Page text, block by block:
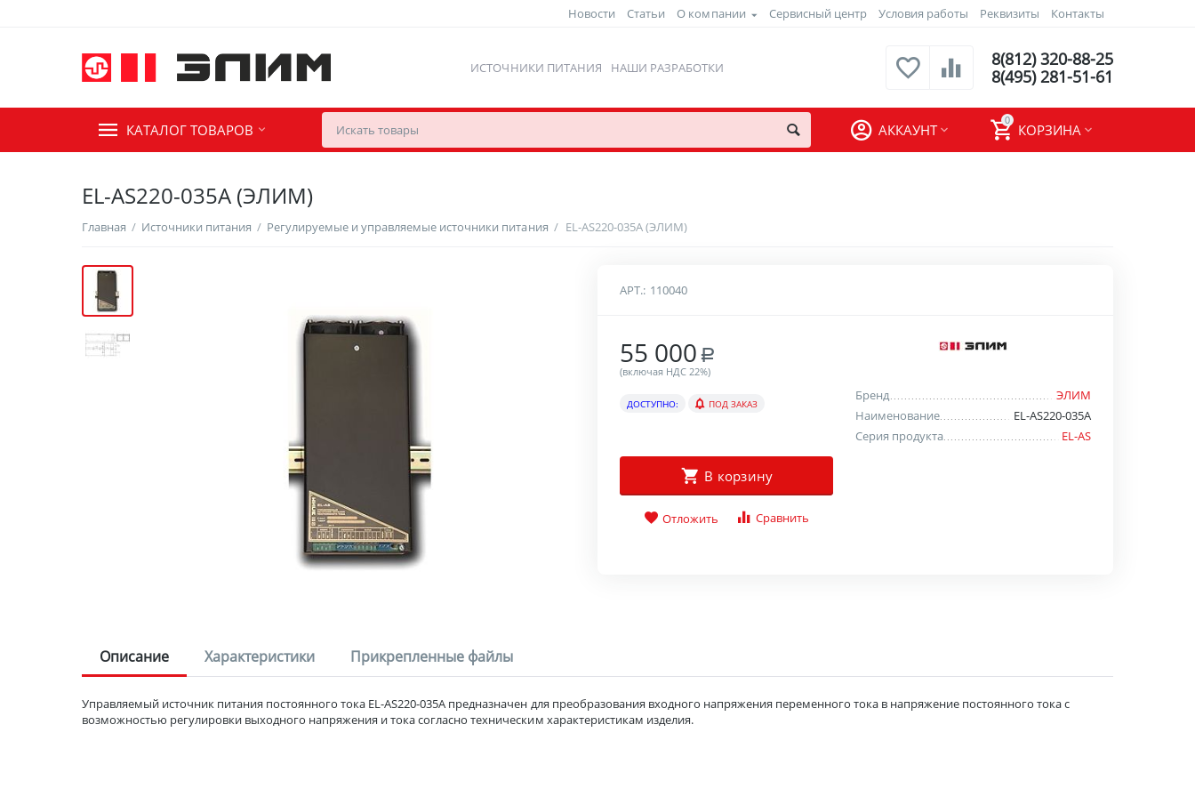
Новости Статьи О компании Сервисный центр Условия работы Реквизиты Контакты
ИСТОЧНИКИ ПИТАНИЯ НАШИ РАЗРАБОТКИ
8(812) 320-88-25
8(495) 281-51-61
КАТАЛОГ ТОВАРОВ
0
КОРЗИНА
АККАУНТ
EL-AS220-035A (ЭЛИМ)
Главная / Источники питания / Регулируемые и управляемые источники питания / EL-AS220-035A (ЭЛИМ)
АРТ.: 110040
55 000 Р
(включая НДС 22%)
ДОСТУПНО: ПОД ЗАКАЗ
В корзину
Отложить Сравнить
Бренд
ЭЛИМ
Наименование
EL-AS220-035A
Серия продукта
EL-AS
Описание Характеристики Прикрепленные файлы
Управляемый источник питания постоянного тока EL-AS220-035А предназначен для преобразования входного напряжения переменного тока в напряжение постоянного тока с
возможностью регулировки выходного напряжения и тока согласно техническим характеристикам изделия.